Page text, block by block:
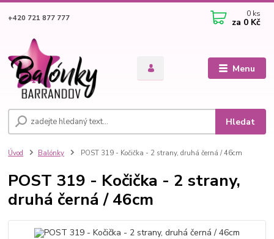
Menu
Hledat
+420 721 877 777 0 ks
za 0 Kč
Úvod Balónky POST 319 - Kočička - 2 strany, druhá černá / 46cm
POST 319 - Kočička - 2 strany,
druhá černá / 46cm